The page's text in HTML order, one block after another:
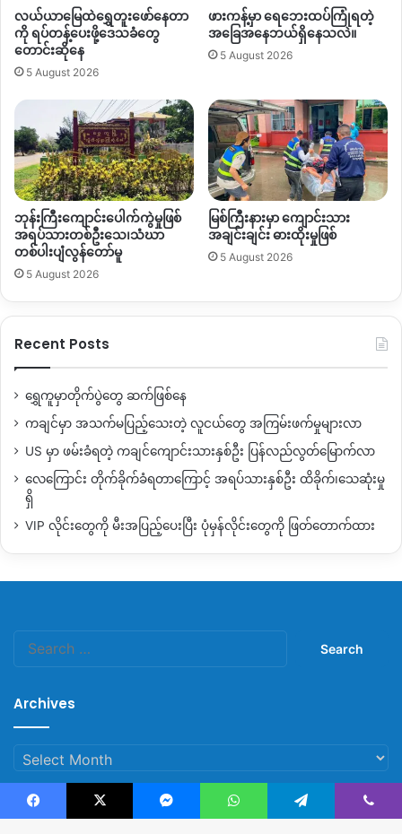
လယ်ယာမြေထဲရွှေတူးဖော်နေတာ
ကို ရပ်တန့်ပေးဖို့ဒေသခံတွေ
တောင်းဆိုနေ
5 August 2026
ဖားကန့်မှာ ရေဘေးထပ်ကြုံရတဲ့
အခြေအနေဘယ်ရှိနေသလဲ။
5 August 2026
ဘုန်းကြီးကျောင်းပေါက်ကွဲမှုဖြစ်
အရပ်သားတစ်ဦးသေ၊သံဃာ
တစ်ပါးပျံလွန်တော်မူ
5 August 2026
မြစ်ကြီးနားမှာ ကျောင်းသား
အချင်းချင်း ဓားထိုးမှုဖြစ်
5 August 2026
Recent Posts
ရွှေကူမှာတိုက်ပွဲတွေ ဆက်ဖြစ်နေ
ကချင်မှာ အသက်မပြည့်သေးတဲ့ လူငယ်တွေ အကြမ်းဖက်မှုများလာ
US မှာ ဖမ်းခံရတဲ့ ကချင်ကျောင်းသားနှစ်ဦး ပြန်လည်လွတ်မြောက်လာ
လေကြောင်း တိုက်ခိုက်ခံရတာကြောင့် အရပ်သားနှစ်ဦး ထိခိုက်၊သေဆုံးမှု
ရှိ
VIP လိုင်းတွေကို မီးအပြည့်ပေးပြီး ပုံမှန်လိုင်းတွေကို ဖြတ်တောက်ထား
Archives
Archives
Facebook X Messenger WhatsApp Telegram Viber